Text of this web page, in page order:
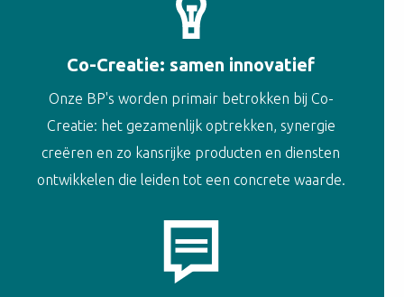
Co-Creatie: samen innovatief
Onze BP's worden primair betrokken bij Co-
Creatie: het gezamenlijk optrekken, synergie
creëren en zo kansrijke producten en diensten
ontwikkelen die leiden tot een concrete waarde.